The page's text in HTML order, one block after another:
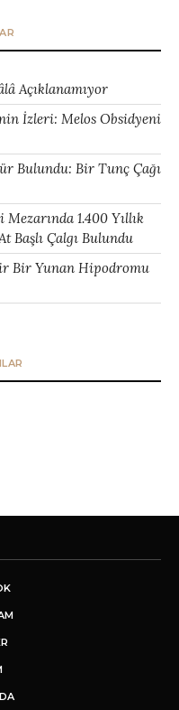
Açıklanamıyor
İzleri: Melos Obsidyeni
Bulundu: Bir Tunç Çağı
1.400 Yıllık
Başlı Çalgı Bulundu
Bir Yunan Hipodromu